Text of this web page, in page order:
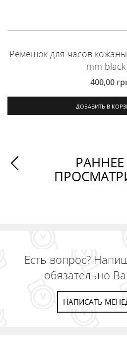
Ремешок для часов
mm
400,00
ДОБАВИТЬ В
Есть вопрос?
обязательно
НАПИСАТЬ